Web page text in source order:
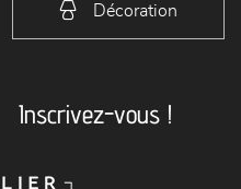
Décoration
Inscrivez-vous !